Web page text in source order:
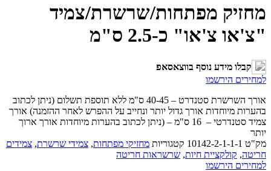
מחזיק מפתחות/שרשרת/צמיד
"צ'או צ'או" כ-2.5 ס"מ
קבלו מידע נוסף בווצאסאפ
למחירים הירשמו
אורך השרשרת סטנדרט – 40-45 ס"מ ללא תוספת תשלום (ניתן לכתוב
בהערות מיוחדות אורך גדול יותר ונחייב על ההפרש לאחר ההזמנה) אורך
צמיד סטנדרטי – 16 ס"מ – (ניתן לכתוב בהערות מיוחדות אורך ארוך
יותר
מק"ט 10142-2-1-1-1 קטגוריות מחזיקי מפתחות, צמידי שרשרת, צמידים
חריטה, קולקציית חיות, שרשראות חריטה
למחירים הירשמו